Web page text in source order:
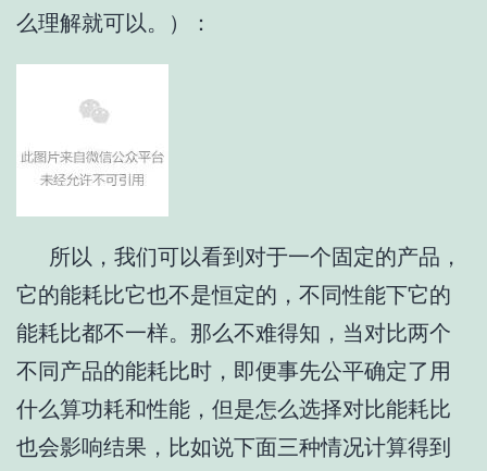
么理解就可以。）：
所以，我们可以看到对于一个固定的产品，
它的能耗比它也不是恒定的，不同性能下它的
能耗比都不一样。那么不难得知，当对比两个
不同产品的能耗比时，即便事先公平确定了用
什么算功耗和性能，但是怎么选择对比能耗比
也会影响结果，比如说下面三种情况计算得到